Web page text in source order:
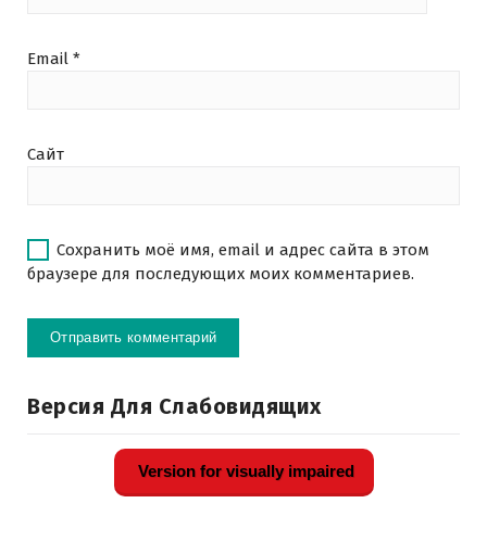
Email *
Сайт
Сохранить моё имя, email и адрес сайта в этом
браузере для последующих моих комментариев.
Версия Для Слабовидящих
Version for visually impaired